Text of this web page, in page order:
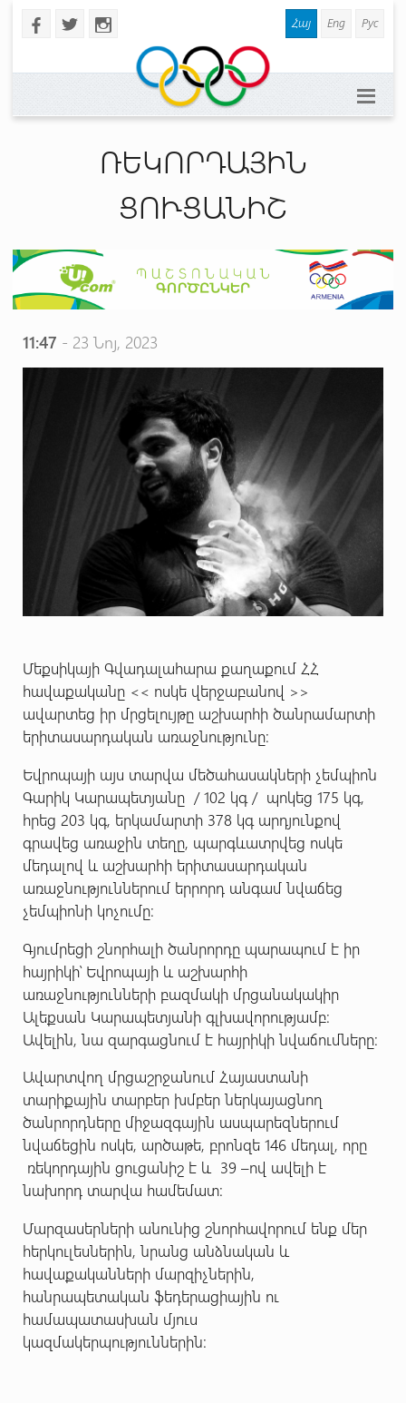
b a x Հայ Eng Рус
ՌԵԿՈՐԴԱՅԻՆ
ՑՈՒՑԱՆԻՇ
11:47 - 23 Նոյ, 2023
Մեքսիկայի Գվադալահարա քաղաքում ՀՀ
հավաքականը << ոսկե վերջաբանով >>
ավարտեց իր մրցելույթը աշխարհի ծանրամարտի
երիտասարդական առաջնությունը:
Եվրոպայի այս տարվա մեծահասակների չեմպիոն
Գարիկ Կարապետյանը / 102 կգ / պոկեց 175 կգ,
հրեց 203 կգ, երկամարտի 378 կգ արդյունքով
գրավեց առաջին տեղը, պարգևատրվեց ոսկե
մեդալով և աշխարհի երիտասարդական
առաջնություններում երրորդ անգամ նվաճեց
չեմպիոնի կոչումը:
Գյումրեցի շնորհալի ծանրորդը պարապում է իր
հայրիկի՝ Եվրոպայի և աշխարհի
առաջնությունների բազմակի մրցանակակիր
Ալեքսան Կարապետյանի գլխավորությամբ:
Ավելին, նա զարգացնում է հայրիկի նվաճումները:
Ավարտվող մրցաշրջանում Հայաստանի
տարիքային տարբեր խմբեր ներկայացնող
ծանրորդները միջազգային ասպարեզներում
նվաճեցին ոսկե, արծաթե, բրոնզե 146 մեդալ, որը
ռեկորդային ցուցանիշ է և 39 –ով ավելի է
նախորդ տարվա համեմատ:
Մարզասերների անունից շնորհավորում ենք մեր
հերկուլեսներին, նրանց անձնական և
հավաքականների մարզիչներին,
հանրապետական ֆեդերացիային ու
համապատասխան մյուս
կազմակերպություններին: